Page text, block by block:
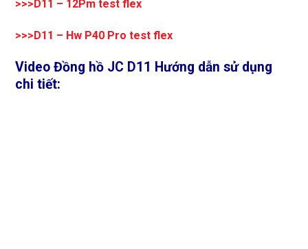
>>>D11 – 12Pm test flex
>>>D11 – Hw P40 Pro test flex
Video Đồng hồ JC D11 Hướng dẫn sử dụng
chi tiết: